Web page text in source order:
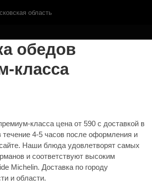
область
обедов
класса
класса цена от 590 с доставкой в
4-5 часов после оформления и
Наши блюда удовлетворят самых
и соответствуют высоким
Michelin. Доставка по городу
и области.